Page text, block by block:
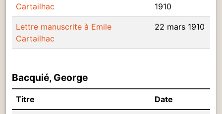
Cartailhac
1910
Lettre manuscrite à Emile
Cartailhac
22 mars 1910
Bacquié, George
Titre Date